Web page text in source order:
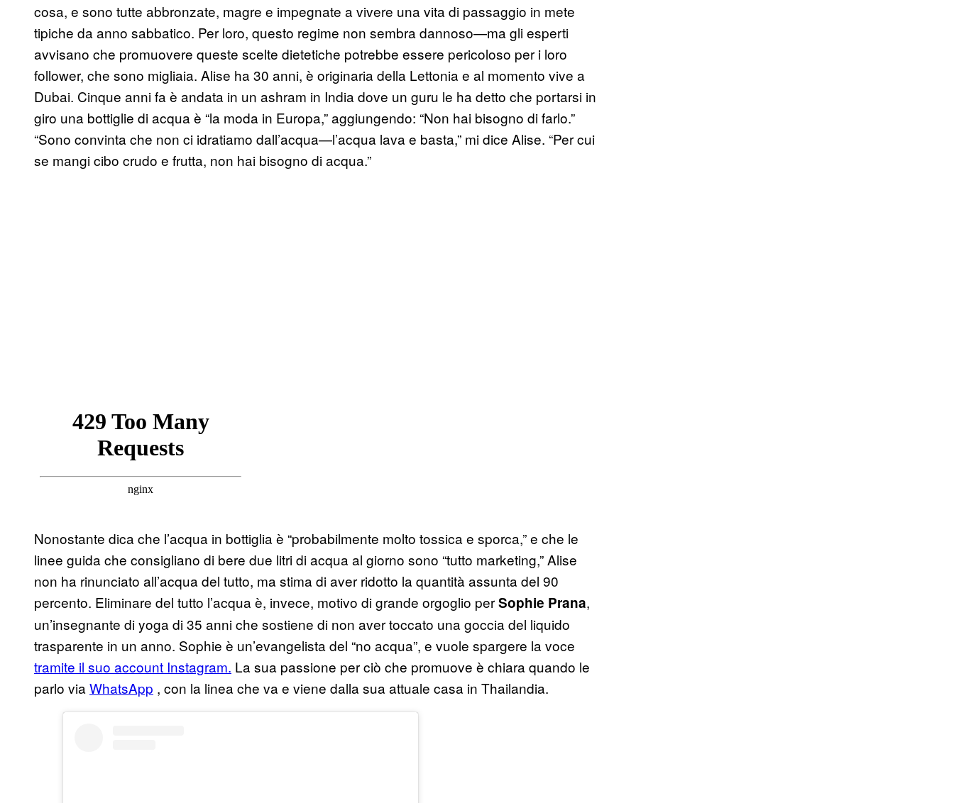
cosa, e sono tutte abbronzate, magre e impegnate a vivere una vita di passaggio in mete
tipiche da anno sabbatico. Per loro, questo regime non sembra dannoso—ma gli esperti
avvisano che promuovere queste scelte dietetiche potrebbe essere pericoloso per i loro
follower, che sono migliaia. Alise ha 30 anni, è originaria della Lettonia e al momento vive a
Dubai. Cinque anni fa è andata in un ashram in India dove un guru le ha detto che portarsi in
giro una bottiglie di acqua è “la moda in Europa,” aggiungendo: “Non hai bisogno di farlo.”
“Sono convinta che non ci idratiamo dall’acqua—l’acqua lava e basta,” mi dice Alise. “Per cui
se mangi cibo crudo e frutta, non hai bisogno di acqua.”
Nonostante dica che l’acqua in bottiglia è “probabilmente molto tossica e sporca,” e che le
linee guida che consigliano di bere due litri di acqua al giorno sono “tutto marketing,” Alise
non ha rinunciato all’acqua del tutto, ma stima di aver ridotto la quantità assunta del 90
percento. Eliminare del tutto l’acqua è, invece, motivo di grande orgoglio perSophie Prana,
un’insegnante di yoga di 35 anni che sostiene di non aver toccato una goccia del liquido
trasparente in un anno. Sophie è un’evangelista del “no acqua”, e vuole spargere la voce
tramite il suo account Instagram. La sua passione per ciò che promuove è chiara quando le
parlo via WhatsApp , con la linea che va e viene dalla sua attuale casa in Thailandia.